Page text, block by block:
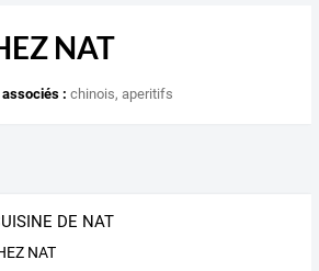
NAT
associés : chinois,aperitifs
DE NAT
NAT